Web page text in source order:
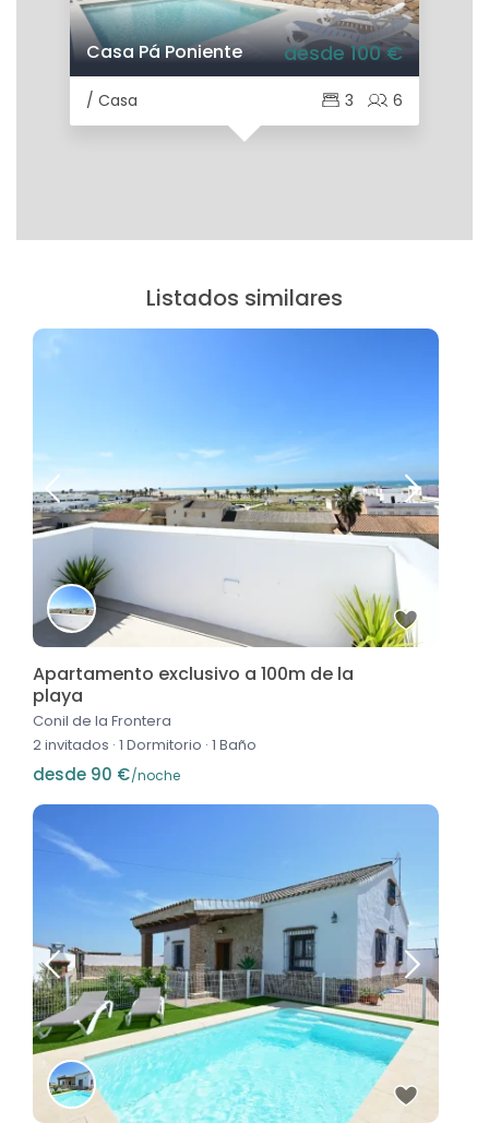
Casa Pá Poniente
/ Casa 6
3
desde 100 €
Listados similares
Apartamento exclusivo a 100m de la
playa
Conil de la Frontera
2 invitados · 1 Dormitorio · 1 Baño
desde 90 €/noche